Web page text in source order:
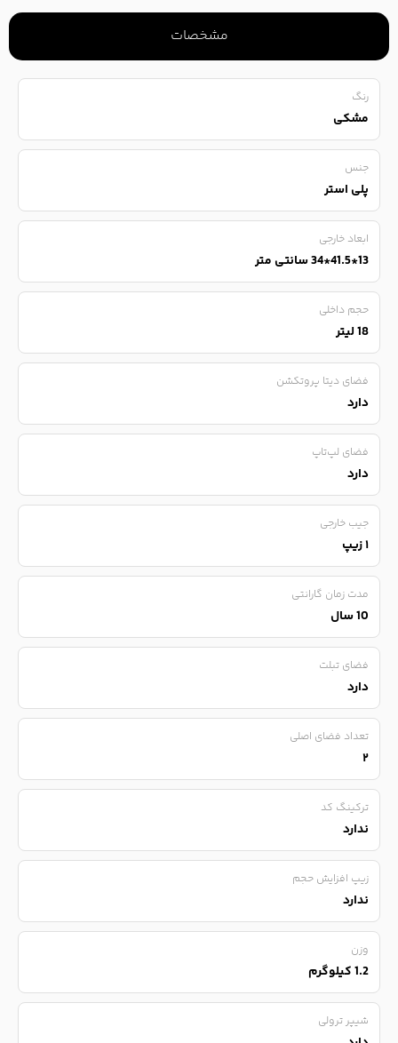
مشخصات
رنگ
مشکی
جنس
پلی استر
ابعاد خارجی
13*41.5*34 سانتی متر
حجم داخلی
18 لیتر
فضای دیتا پروتکشن
دارد
فضای لپ‌تاپ
دارد
جیب خارجی
۱ زیپ
مدت زمان گارانتی
10 سال
فضای تبلت
دارد
تعداد فضای اصلی
۲
ترکینگ کد
ندارد
زیپ افزایش حجم
ندارد
وزن
1.2 کیلوگرم
شیپر ترولی